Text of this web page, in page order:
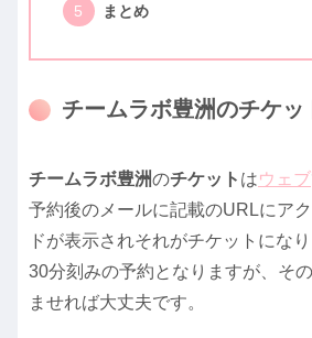
まとめ
チームラボ豊洲のチケッ
チームラボ豊洲のチケット はウェブ
予約後のメールに記載のURLにア
ドが表示されそれがチケットにな
30分刻みの予約となりますが、そ
ませれば大丈夫です。